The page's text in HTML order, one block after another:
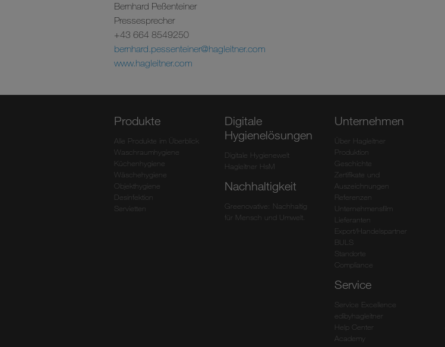
Bernhard Peßenteiner
Pressesprecher
+43 664 8549250
bernhard.pessenteiner@hagleitner.com
www.hagleitner.com
Produkte
Alle Produkte im Überblick
Waschraumhygiene
Küchenhygiene
Wäschehygiene
Objekthygiene
Desinfektion
Servietten
Digitale
Hygienelösungen
Digitale Hygienewelt
Hagleitner HsM
Nachhaltigkeit
Greenovative: Nachhaltig
für Mensch und Umwelt.
Unternehmen
Über Hagleitner
Produktion
Geschichte
Zertifikate und
Auszeichnungen
Referenzen
Unternehmensfilm
Lieferanten
Export/Handelspartner
BULS
Standorte
Compliance
Service
Service Excellence
edibyhagleitner
Help Center
Academy